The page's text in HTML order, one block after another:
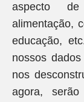
aspecto de
alimentação,
educação,
nossos
nos
agora,